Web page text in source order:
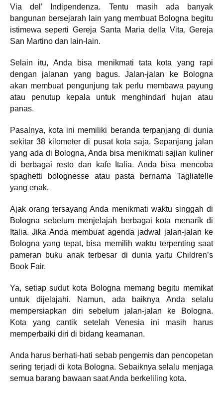
Via del’ Indipendenza. Tentu masih ada banyak
bangunan bersejarah lain yang membuat Bologna begitu
istimewa seperti Gereja Santa Maria della Vita, Gereja
San Martino dan lain-lain.
Selain itu, Anda bisa menikmati tata kota yang rapi
dengan jalanan yang bagus. Jalan-jalan ke Bologna
akan membuat pengunjung tak perlu membawa payung
atau penutup kepala untuk menghindari hujan atau
panas.
Pasalnya, kota ini memiliki beranda terpanjang di dunia
sekitar 38 kilometer di pusat kota saja. Sepanjang jalan
yang ada di Bologna, Anda bisa menikmati sajian kuliner
di berbagai resto dan kafe Italia. Anda bisa mencoba
spaghetti bolognesse atau pasta bernama Tagliatelle
yang enak.
Ajak orang tersayang Anda menikmati waktu singgah di
Bologna sebelum menjelajah berbagai kota menarik di
Italia. Jika Anda membuat agenda jadwal jalan-jalan ke
Bologna yang tepat, bisa memilih waktu terpenting saat
pameran buku anak terbesar di dunia yaitu Children’s
Book Fair.
Ya, setiap sudut kota Bologna memang begitu memikat
untuk dijelajahi. Namun, ada baiknya Anda selalu
mempersiapkan diri sebelum jalan-jalan ke Bologna.
Kota yang cantik setelah Venesia ini masih harus
memperbaiki diri di bidang keamanan.
Anda harus berhati-hati sebab pengemis dan pencopetan
sering terjadi di kota Bologna. Sebaiknya selalu menjaga
semua barang bawaan saat Anda berkeliling kota.